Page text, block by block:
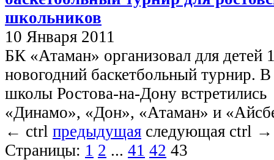
школьников
10 Января 2011
БК «Атаман» организовал для детей
новогодний баскетбольный турнир.
школы Ростова-на-Дону
«Динамо», «Дон», «Атаман» и
← ctrl предыдущая следующая ctrl →
Страницы: 1 2 ... 41 42 43